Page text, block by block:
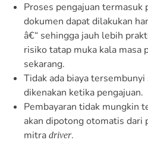
Proses pengajuan termasuk
dokumen dapat dilakukan
â€“ sehingga jauh lebih
risiko tatap muka kala masa
sekarang.
Tidak ada biaya
dikenakan ketika pengajuan.
Pembayaran tidak mungkin
akan dipotong otomatis dari
mitra driver.